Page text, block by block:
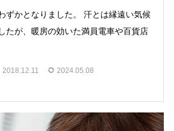
ずかとなりました。 汗とは縁遠い気候
たが、暖房の効いた満員電車や百貨店
2018.12.11 2024.05.08